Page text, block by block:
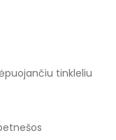
tinkleliu